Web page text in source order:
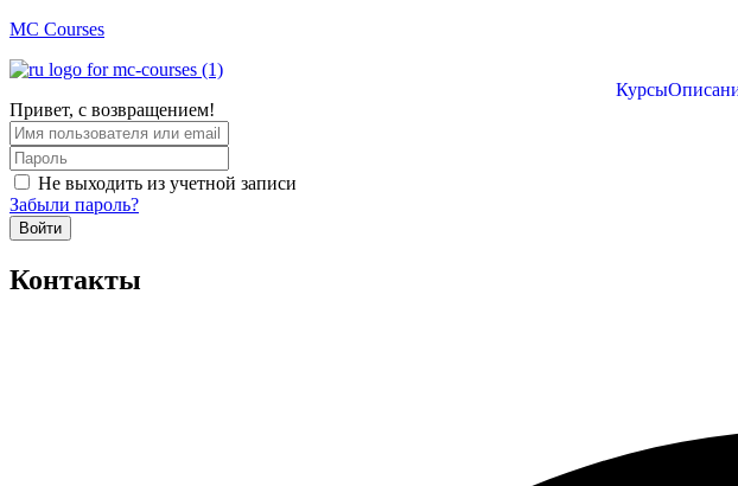
MC Courses
Курсы
Привет, с возвращением!
Не выходить из учетной записи
Забыли пароль?
Войти
Контакты